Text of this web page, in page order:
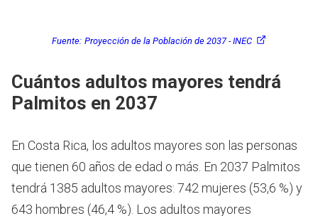
Fuente: Proyección de la Población de 2037 - INEC
Cuántos adultos mayores tendrá
Palmitos en 2037
En Costa Rica, los adultos mayores son las personas
que tienen 60 años de edad o más. En 2037 Palmitos
tendrá 1385 adultos mayores: 742 mujeres (53,6 %) y
643 hombres (46,4 %). Los adultos mayores